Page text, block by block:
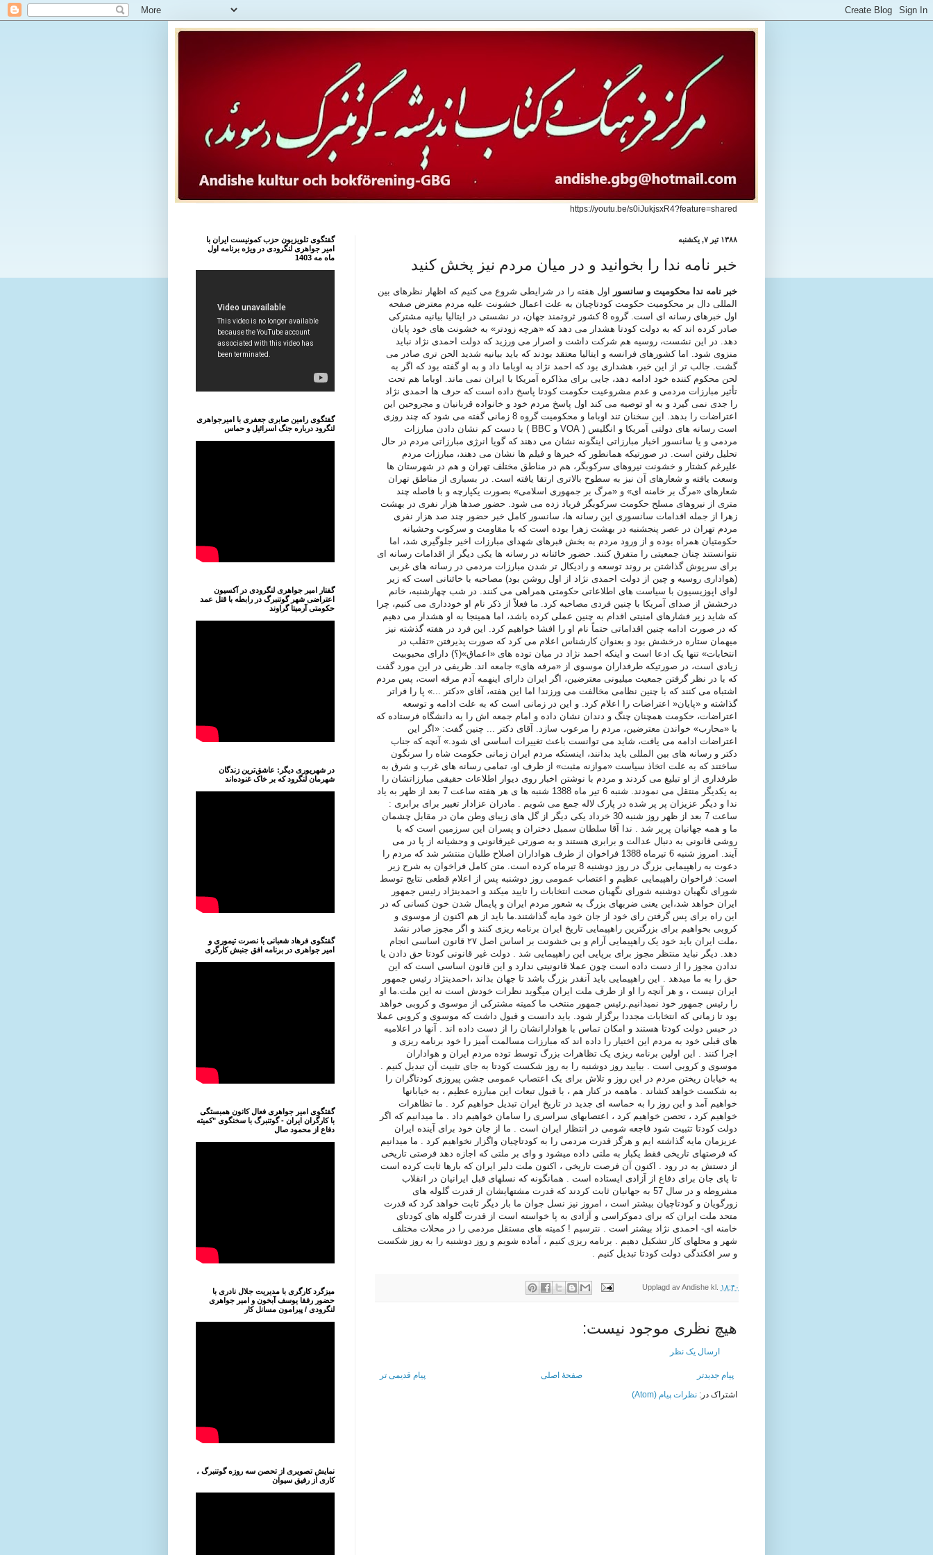
https://youtu.be/s0iJukjsxR4?feature=shared
۱۳۸۸ تیر ۷, یکشنبه
خبر نامه ندا را بخوانید و در میان مردم نیز پخش کنید
خبر نامه ندا محکومیت و سانسور اول هفته را در شرایطی شروع می کنیم که اظهار نظرهای بین
المللی دال بر محکومیت حکومت کودتاچیان به علت اعمال خشونت علیه مردم معترض صفحه
اول خبرهای رسانه ای است. گروه 8 کشور ثروتمند جهان، در نشستی در ایتالیا بیانیه مشترکی
صادر کرده اند که به دولت کودتا هشدار می دهد که «هرچه زودتر» به خشونت های خود پایان
دهد. در این نشست، روسیه هم شرکت داشت و اصرار می ورزید که دولت احمدی نژاد نباید
منزوی شود. اما کشورهای فرانسه و ایتالیا معتقد بودند که باید بیانیه شدید الحن تری صادر می
گشت. جالب تر از این خبر، هشداری بود که احمد نژاد به اوباما داد و به او گفته بود که اگر به
لحن محکوم کننده خود ادامه دهد، جایی برای مذاکره آمریکا با ایران نمی ماند. اوباما هم تحت
تأثیر مبارزات مردمی و عدم مشروعیت حکومت کودتا پاسخ داده است که حرف ها احمدی نژاد
را جدی نمی گیرد و به او توصیه می کند اول پاسخ مردم خود و خانواده قربانیان و مجروحین این
اعتراضات را بدهد. این سخنان تند اوباما و محکومیت گروه 8 زمانی گفته می شود که چند روزی
است رسانه های دولتی آمریکا و انگلیس ( VOA و BBC ) با دست کم نشان دادن مبارزات
مردمی و یا سانسور اخبار مبارزاتی اینگونه نشان می دهند که گویا انرژی مبارزاتی مردم در حال
تحلیل رفتن است. در صورتیکه همانطور که خبرها و فیلم ها نشان می دهند، مبارزات مردم
علیرغم کشتار و خشونت نیروهای سرکوبگر، هم در مناطق مختلف تهران و هم در شهرستان ها
وسعت یافته و شعارهای آن نیز به سطوح بالاتری ارتقا یافته است. در بسیاری از مناطق تهران
شعارهای «مرگ بر خامنه ای» و «مرگ بر جمهوری اسلامی» بصورت یکپارچه و با فاصله چند
متری از نیروهای مسلح حکومت سرکوبگر فریاد زده می شود. حضور صدها هزار نفری در بهشت
زهرا از جمله اقدامات سانسوری این رسانه ها، سانسور کامل خبر حضور چند صد هزار نفری
مردم تهران در عصر پنجشنبه در بهشت زهرا بوده است که با مقاومت و سرکوب وحشیانه
حکومتیان همراه بوده و از ورود مردم به بخش قبرهای شهدای مبارزات اخیر جلوگیری شد، اما
نتوانستند چنان جمعیتی را متفرق کنند. حضور خائنانه در رسانه ها یکی دیگر از اقدامات رسانه ای
برای سرپوش گذاشتن بر روند توسعه و رادیکال تر شدن مبارزات مردمی در رسانه های غربی
(هواداری روسیه و چین از دولت احمدی نژاد از اول روشن بود) مصاحبه با خائنانی است که زیر
لوای اپوزیسیون با سیاست های اطلاعاتی حکومتی همراهی می کنند. در شب چهارشنبه، خانم
درخشش از صدای آمریکا با چنین فردی مصاحبه کرد. ما فعلاً از ذکر نام او خودداری می کنیم، چرا
که شاید زیر فشارهای امنیتی اقدام به چنین عملی کرده باشد، اما همینجا به او هشدار می دهیم
که در صورت ادامه چنین اقداماتی حتماً نام او را افشا خواهیم کرد. این فرد در هفته گذشته نیز
میهمان ستاره درخشش بود و بعنوان کارشناس اعلام می کرد که صورت پذیرفتن «تقلب در
انتخابات» تنها یک ادعا است و اینکه احمد نژاد در میان توده های «اعماق»(؟) دارای محبوبیت
زیادی است، در صورتیکه طرفداران موسوی از «مرفه های» جامعه اند. ظریفی در این مورد گفت
که با در نظر گرفتن جمعیت میلیونی معترضین، اگر ایران دارای اینهمه آدم مرفه است، پس مردم
اشتباه می کنند که با چنین نظامی مخالفت می ورزند! اما این هفته، آقای «دکتر ...» پا را فراتر
گذاشته و «پایان« اعتراضات را اعلام کرد. و این در زمانی است که به علت ادامه و توسعه
اعتراضات، حکومت همچنان چنگ و دندان نشان داده و امام جمعه اش را به دانشگاه فرستاده که
با «محارب» خواندن معترضین، مردم را مرعوب سازد. آقای دکتر ... چنین گفت: «اگر این
اعتراضات ادامه می یافت، شاید می توانست باعث تغییرات اساسی ای شود.» آنچه که جناب
دکتر و رسانه های بین المللی باید بدانند، اینستکه مردم ایران زمانی حکومت شاه را سرنگون
ساختند که به علت اتخاذ سیاست «موازنه مثبت» از طرف او، تمامی رسانه های غرب و شرق به
طرفداری از او تبلیغ می کردند و مردم با نوشتن اخبار روی دیوار اطلاعات حقیقی مبارزاتشان را
به یکدیگر منتقل می نمودند. شنبه 6 تیر ماه 1388 شنبه ها ی هر هفته ساعت 7 بعد از ظهر به یاد
ندا و دیگر عزیزان پر پر شده در پارک لاله جمع می شویم . مادران عزادار تغییر برای برابری :
ساعت 7 بعد از ظهر روز شنبه 30 خرداد یکی دیگر از گل های زیبای وطن مان در مقابل چشمان
ما و همه جهانیان پرپر شد . ندا آقا سلطان سمبل دختران و پسران این سرزمین است که با
روشی قانونی به دنبال عدالت و برابری هستند و به صورتی غیرقانونی و وحشیانه از پا در می
آیند. امروز شنبه 6 تیرماه 1388 فراخوان از طرف هواداران اصلاح طلبان منتشر شد که مردم را
دعوت به راهپیمایی بزرگ در روز دوشنبه 8 تیرماه کرده است. متن کامل فراخوان به شرح زیر
است: فراخوان راهپیمایی عظیم و اعتصاب عمومی روز دوشنبه پس از اعلام قطعی نتایج توسط
شورای نگهبان دوشنبه شورای نگهبان صحت انتخابات را تایید میکند و احمدینژاد رئیس جمهور
ایران خواهد شد،این یعنی ضربهای بزرگ به شعور مردم ایران و پایمال شدن خون کسانی که در
این راه برای پس گرفتن رای خود از جان خود مایه گذاشتند.ما باید از هم اکنون از موسوی و
کروبی بخواهیم برای بزرگترین راهپیمایی تاریخ ایران برنامه ریزی کنند و اگر مجوز صادر نشد
،ملت ایران باید خود یک راهپیمایی آرام و بی خشونت بر اساس اصل ۲۷ قانون اساسی انجام
دهد. دیگر نباید منتظر مجوز برای برپایی این راهپیمایی شد . دولت غیر قانونی کودتا حق دادن یا
ندادن مجوز را از دست داده است چون عملا قانونیتی ندارد و این قانون اساسی است که این
حق را به ما میدهد . این راهپیمایی باید آنقدر بزرگ باشد تا جهان بداند ،احمدینژاد رئیس جمهور
ایران نیست ، و هر آنچه را او از طرف ملت ایران میگوید نظرات خودش است نه این ملت.ما او
را رئیس جمهور خود نمیدانیم.رئیس جمهور منتخب ما کمیته مشترکی از موسوی و کروبی خواهد
بود تا زمانی که انتخابات مجددا برگزار شود. باید دانست و قبول داشت که موسوی و کروبی عملا
در حبس دولت کودتا هستند و امکان تماس با هوادارانشان را از دست داده اند . آنها در اعلامیه
های قبلی خود به مردم این اختیار را داده اند که مبارزات مسالمت آمیز را خود برنامه ریزی و
اجرا کنند . این اولین برنامه ریزی یک تظاهرات بزرگ توسط توده مردم ایران و هواداران
موسوی و کروبی است . بیایید روز دوشنبه را به روز شکست کودتا به جای تثبیت آن تبدیل کنیم .
به خیابان ریختن مردم در این روز و تلاش برای یک اعتصاب عمومی جشن پیروزی کودتاگران را
به شکست خواهد کشاند . ماهمه در کنار هم ، با قبول تبعات این مبارزه عظیم ، به خیابانها
خواهیم آمد و این روز را به حماسه ای جدید در تاریخ ایران تبدیل خواهیم کرد . ما تظاهرات
خواهیم کرد ، تحصن خواهیم کرد ، اعتصابهای سراسری را سامان خواهیم داد . ما میدانیم که اگر
دولت کودتا تثبیت شود فاجعه شومی در انتظار ایران است . ما از جان خود برای آینده ایران
عزیزمان مایه گذاشته ایم و هرگز قدرت مردمی را به کودتاچیان واگزار نخواهیم کرد . ما میدانیم
که فرصتهای تاریخی فقط یکبار به ملتی داده میشود و وای بر ملتی که اجازه دهد فرصتی تاریخی
از دستش به در رود . اکنون آن فرصت تاریخی ، اکنون ملت دلیر ایران که بارها ثابت کرده است
تا پای جان برای دفاع از آزادی ایستاده است . همانگونه که نسلهای قبل ایرانیان در انقلاب
مشروطه و در سال 57 به جهانیان ثابت کردند که قدرت مشتهایشان از قدرت گلوله های
زورگویان و کودتاچیان بیشتر است ، امروز نیز نسل جوان ما بار دیگر ثابت خواهد کرد که قدرت
متحد ملت ایران که برای دموکراسی و آزادی به پا خواسته است از قدرت گلوله های کودتای
خامنه ای- احمدی نژاد بیشتر است . نترسیم ! کمیته های مستقل مردمی را در محلات مختلف
شهر و محلهای کار تشکیل دهیم . برنامه ریزی کنیم ، آماده شویم و روز دوشنبه را به روز شکست
و سر افکندگی دولت کودتا تبدیل کنیم .
Upplagd avAndishe kl. ۱۸:۴۰
هیچ نظری موجود نیست:
ارسال یک نظر
پیام جدیدتر پیام قدیمی تر
صفحهٔ اصلی
اشتراک در: نظرات پیام (Atom)
گفتگوی تلویزیون حزب کمونیست ایران با
امیر جواهری لنگرودی در ویژه برنامه اول
ماه مه 1403
گفتگوی رامین صابری جعفری با امیرجواهری
لنگرود درباره جنگ اسرائیل و حماس
گفتار امیر جواهری لنگرودی در آکسیون
اعتراضی شهر گوتنبرگ در رابطه با قتل عمد
حکومتی آرمیتا گراوند
در شهریوری دیگر: عاشق‌ترین زندگان
شهرمان لنگرود که بر خاک غنوده‌اند
گفتگوی فرهاد شعبانی با نصرت تیموری و
امیر جواهری در برنامه افق جنبش کارگری
گفتگوی امیر جواهری فعال کانون همبستگی
با کارگران ایران - گوتنبرگ با سخنگوی "کمیته
دفاع از محمود صال
میزگرد کارگری با مدیریت جلال نادری با
حضور رفقا یوسف آبخون و امیر جواهری
لنگرودی / پیرامون مسانل کار
نمایش تصویری از تحصن سه روزه گوتنبرگ ،
کاری از رفیق سیوان